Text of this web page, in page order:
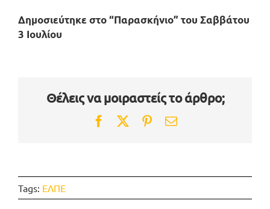
Δημοσιεύτηκε στο “Παρασκήνιο” του Σαββάτου
3 Ιουλίου
Θέλεις να μοιραστείς το άρθρο;
Facebook
TwitterPinterest
Email
Tags: ΕΛΠΕ